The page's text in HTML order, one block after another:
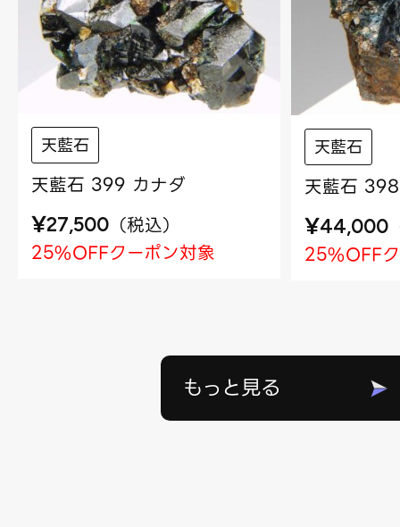
天藍石
天藍石 399 カナダ
¥27,500 （税込）
25%OFFクーポン対象
天藍石
天藍石
¥44,000
25%OFF
もっと見る